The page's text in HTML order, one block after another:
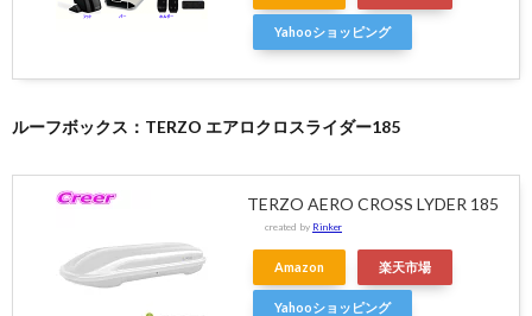
Yahooショッピング
ルーフボックス：TERZO エアロクロスライダー185
TERZO AERO CROSS LYDER 185
created by Rinker
Amazon 楽天市場
Yahooショッピング